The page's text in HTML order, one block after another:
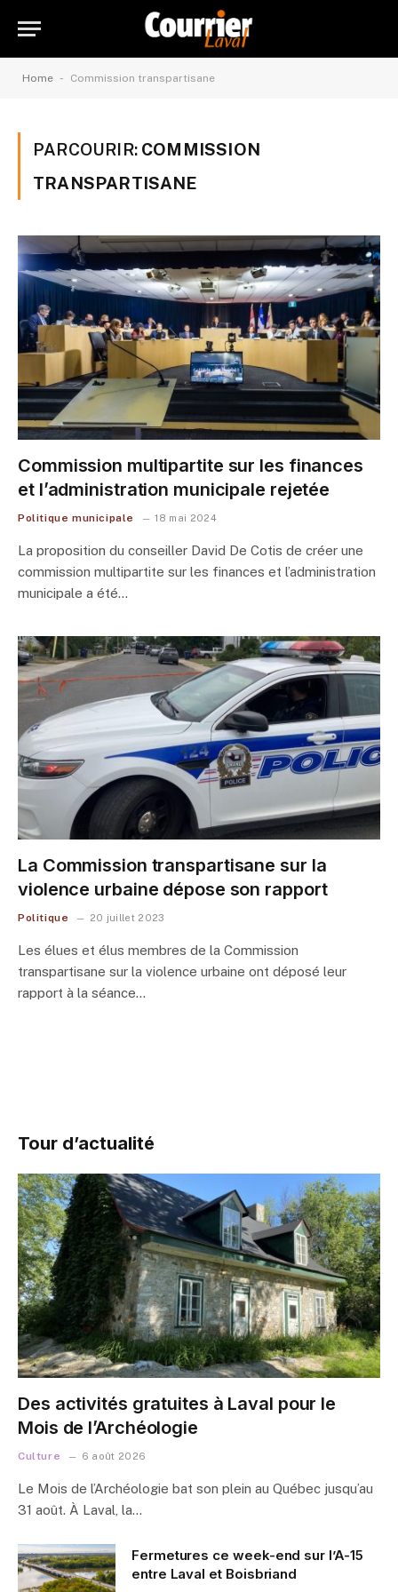
Home - Commission transpartisane
PARCOURIR: COMMISSION
TRANSPARTISANE
Commission multipartite sur les finances
et l’administration municipale rejetée
Politique municipale 18 mai 2024
La proposition du conseiller David De Cotis de créer une
commission multipartite sur les finances et l’administration
municipale a été…
La Commission transpartisane sur la
violence urbaine dépose son rapport
Politique 20 juillet 2023
Les élues et élus membres de la Commission
transpartisane sur la violence urbaine ont déposé leur
rapport à la séance…
Tour d’actualité
Des activités gratuites à Laval pour le
Mois de l’Archéologie
Culture 6 août 2026
Le Mois de l’Archéologie bat son plein au Québec jusqu’au
31 août. À Laval, la…
Fermetures ce week-end sur l’A-15
entre Laval et Boisbriand